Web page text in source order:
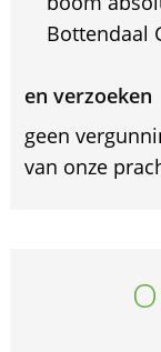
Bottendaal
en verzoeken
geen
van onze